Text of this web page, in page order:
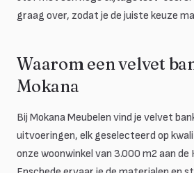
graag over, zodat je de juiste keuze
Waarom een velvet
Mokana
Bij Mokana Meubelen vind je velvet
uitvoeringen, elk geselecteerd op
onze woonwinkel van 3.000 m2 aan de